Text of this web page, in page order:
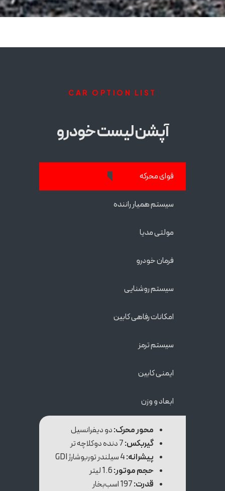
CAR OPTION LIST
آپشن لیست خودرو
قوای محرکه
سیستم همیار راننده
مولتی مدیا
فرمان خودرو
سیستم‌ روشنایی
امکانات رفاهی کابین
سیستم ترمز
ایمنی کابین
ابعاد و وزن
محور محرک:دو دیفرانسیل
گیربکس:
پیشرانه:4 سیلندر توربوشارژ GDI
حجم موتور:
قدرت: